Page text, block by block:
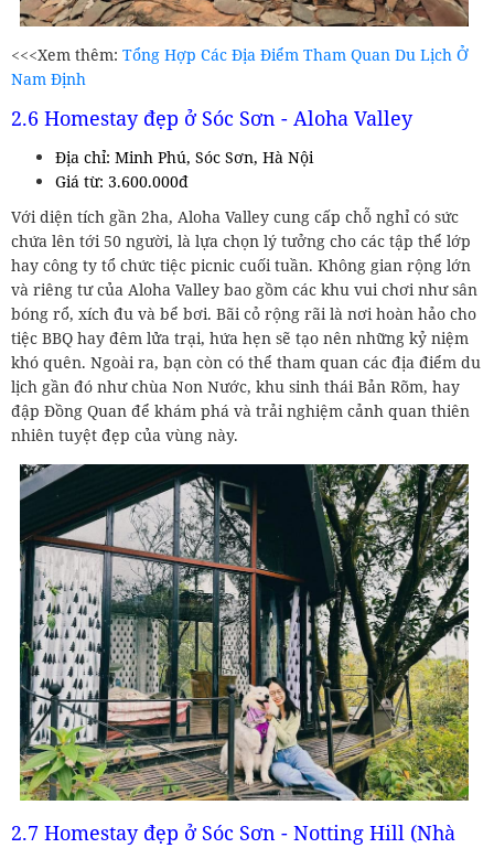
<<<Xem thêm: Tổng Hợp Các Địa Điểm Tham Quan Du Lịch Ở
Nam Định
2.6 Homestay đẹp ở Sóc Sơn - Aloha Valley
Địa chỉ: Minh Phú, Sóc Sơn, Hà Nội
Giá từ: 3.600.000đ
Với diện tích gần 2ha, Aloha Valley cung cấp chỗ nghỉ có sức
chứa lên tới 50 người, là lựa chọn lý tưởng cho các tập thể lớp
hay công ty tổ chức tiệc picnic cuối tuần. Không gian rộng lớn
và riêng tư của Aloha Valley bao gồm các khu vui chơi như sân
bóng rổ, xích đu và bể bơi. Bãi cỏ rộng rãi là nơi hoàn hảo cho
tiệc BBQ hay đêm lửa trại, hứa hẹn sẽ tạo nên những kỷ niệm
khó quên. Ngoài ra, bạn còn có thể tham quan các địa điểm du
lịch gần đó như chùa Non Nước, khu sinh thái Bản Rõm, hay
đập Đồng Quan để khám phá và trải nghiệm cảnh quan thiên
nhiên tuyệt đẹp của vùng này.
2.7 Homestay đẹp ở Sóc Sơn - Notting Hill (Nhà